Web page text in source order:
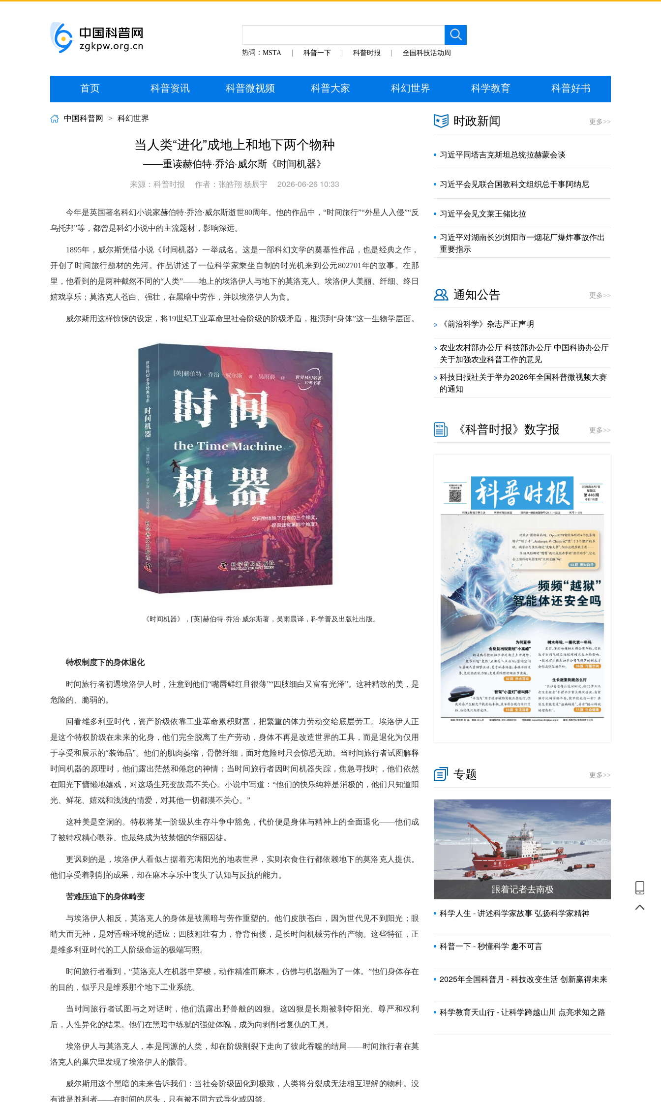
热词： MSTA 科普一下 科普时报 全国科技活动周
首页 科普资讯 科普微视频 科普大家 科幻世界 科学教育 科普好书
中国科普网 > 科幻世界
当人类“进化”成地上和地下两个物种
——重读赫伯特·乔治·威尔斯《时间机器》
来源：科普时报 作者：张皓翔 杨辰宇 2026-06-26 10:33
今年是英国著名科幻小说家赫伯特·乔治·威尔斯逝世80周年。他的作品中，“时间旅行”“外星人入侵”“反
乌托邦”等，都曾是科幻小说中的主流题材，影响深远。
1895年，威尔斯凭借小说《时间机器》一举成名。这是一部科幻文学的奠基性作品，也是经典之作，
开创了时间旅行题材的先河。作品讲述了一位科学家乘坐自制的时光机来到公元802701年的故事。在那
里，他看到的是两种截然不同的“人类”——地上的埃洛伊人与地下的莫洛克人。埃洛伊人美丽、纤细、终日
嬉戏享乐；莫洛克人苍白、强壮，在黑暗中劳作，并以埃洛伊人为食。
威尔斯用这样惊悚的设定，将19世纪工业革命里社会阶级的阶级矛盾，推演到“身体”这一生物学层面。
《时间机器》，[英]赫伯特·乔治·威尔斯著，吴雨晨译，科学普及出版社出版。
特权制度下的身体退化
时间旅行者初遇埃洛伊人时，注意到他们“嘴唇鲜红且很薄”“四肢细白又富有光泽”。这种精致的美，是
危险的、脆弱的。
回看维多利亚时代，资产阶级依靠工业革命累积财富，把繁重的体力劳动交给底层劳工。埃洛伊人正
是这个特权阶级在未来的化身，他们完全脱离了生产劳动，身体不再是改造世界的工具，而是退化为仅用
于享受和展示的“装饰品”。他们的肌肉萎缩，骨骼纤细，面对危险时只会惊恐无助。当时间旅行者试图解释
时间机器的原理时，他们露出茫然和倦怠的神情；当时间旅行者因时间机器失踪，焦急寻找时，他们依然
在阳光下慵懒地嬉戏，对这场生死变故毫不关心。小说中写道：“他们的快乐纯粹是消极的，他们只知道阳
光、鲜花、嬉戏和浅浅的情爱，对其他一切都漠不关心。”
这种美是空洞的。特权将某一阶级从生存斗争中豁免，代价便是身体与精神上的全面退化——他们成
了被特权精心喂养、也最终成为被禁锢的华丽囚徒。
更讽刺的是，埃洛伊人看似占据着充满阳光的地表世界，实则衣食住行都依赖地下的莫洛克人提供。
他们享受着剥削的成果，却在麻木享乐中丧失了认知与反抗的能力。
苦难压迫下的身体畸变
与埃洛伊人相反，莫洛克人的身体是被黑暗与劳作重塑的。他们皮肤苍白，因为世代见不到阳光；眼
睛大而无神，是对昏暗环境的适应；四肢粗壮有力，脊背佝偻，是长时间机械劳作的产物。这些特征，正
是维多利亚时代的工人阶级命运的极端写照。
时间旅行者看到，“莫洛克人在机器中穿梭，动作精准而麻木，仿佛与机器融为了一体。”他们身体存在
的目的，似乎只是维系那个地下工业系统。
当时间旅行者试图与之对话时，他们流露出野兽般的凶狠。这凶狠是长期被剥夺阳光、尊严和权利
后，人性异化的结果。他们在黑暗中练就的强健体魄，成为向剥削者复仇的工具。
埃洛伊人与莫洛克人，本是同源的人类，却在阶级割裂下走向了彼此吞噬的结局——时间旅行者在莫
洛克人的巢穴里发现了埃洛伊人的骸骨。
威尔斯用这个黑暗的未来告诉我们：当社会阶级固化到极致，人类将分裂成无法相互理解的物种。没
有谁是胜利者——在时间的尽头，只有被不同方式异化或囚禁。
时政新闻 更多>>
习近平同塔吉克斯坦总统拉赫蒙会谈
习近平会见联合国教科文组织总干事阿纳尼
习近平会见文莱王储比拉
习近平对湖南长沙浏阳市一烟花厂爆炸事故作出
重要指示
通知公告 更多>>
> 《前沿科学》杂志严正声明
> 农业农村部办公厅 科技部办公厅 中国科协办公厅
关于加强农业科普工作的意见
> 科技日报社关于举办2026年全国科普微视频大赛
的通知
《科普时报》数字报 更多>>
专题 更多>>
跟着记者去南极
科学人生 - 讲述科学家故事 弘扬科学家精神
科普一下 - 秒懂科学 趣不可言
2025年全国科普月 - 科技改变生活 创新赢得未来
科学教育天山行 - 让科学跨越山川 点亮求知之路